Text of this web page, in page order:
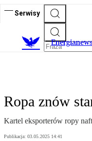
Serwisy
E
Ropa znów
Kartel eksporterów ropy
Publikacja: 03.05.2025 14:41